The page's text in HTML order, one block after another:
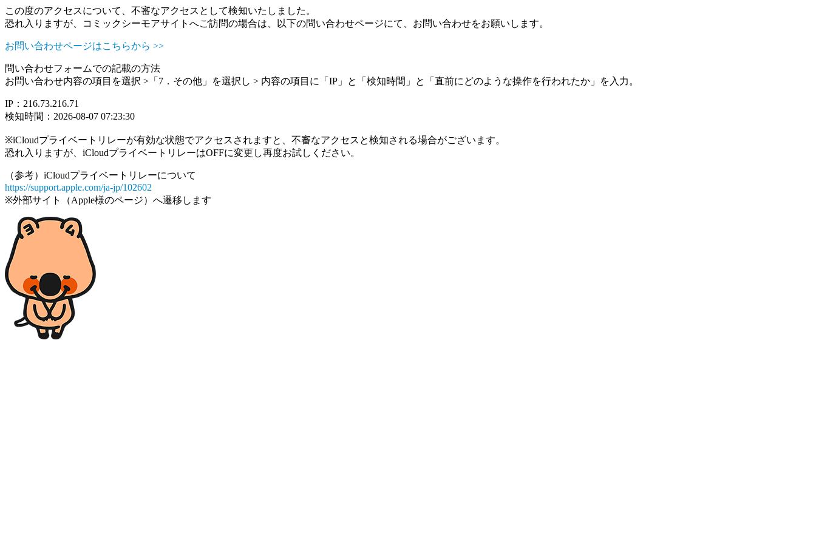
この度のアクセスについて、不審なアクセスとして検知いたしました。
恐れ入りますが、コミックシーモアサイトへご訪問の場合は、以下の問い合わせページにて、お問い合わせをお願いします。
お問い合わせページはこちらから >>
問い合わせフォームでの記載の方法
お問い合わせ内容の項目を選択 >「7．その他」を選択し > 内容の項目に「IP」と「検知時間」と「直前にどのような操作を行われたか」を入力。
IP：216.73.216.71
検知時間：2026-08-07 07:23:30
※iCloudプライベートリレーが有効な状態でアクセスされますと、不審なアクセスと検知される場合がございます。
恐れ入りますが、iCloudプライベートリレーはOFFに変更し再度お試しください。
（参考）iCloudプライベートリレーについて
https://support.apple.com/ja-jp/102602
※外部サイト（Apple様のページ）へ遷移します